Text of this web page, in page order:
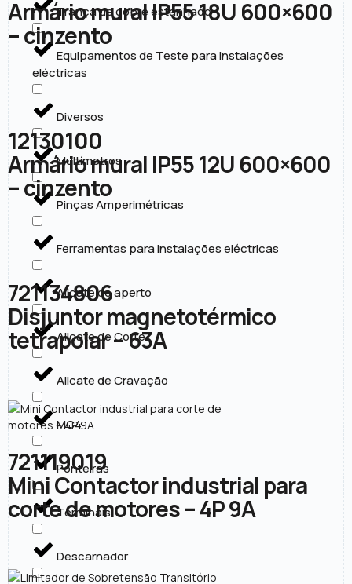
Trança de cobre estanhado
Equipamentos de Teste para instalações
eléctricas
Diversos
Multímetros
Pinças Amperimétricas
Ferramentas para instalações eléctricas
Alicate de aperto
Alicate de Corte
Alicate de Cravação
MC4
Ponteiras
Terminais
Descarnador
Armário mural IP55 18U 600×600
– cinzento
12130100
Armário mural IP55 12U 600×600
– cinzento
721134806
Disjuntor magnetotérmico
tetrapolar – 63A
721119019
Mini Contactor industrial para
corte de motores – 4P 9A